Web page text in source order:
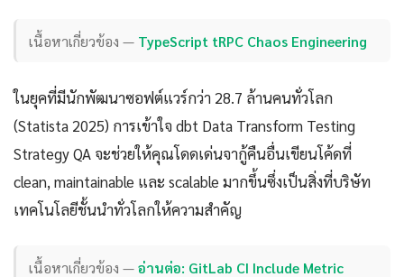
เนื้อหาเกี่ยวข้อง — TypeScript tRPC Chaos Engineering
ในยุคที่มีนักพัฒนาซอฟต์แวร์กว่า 28.7 ล้านคนทั่วโลก
(Statista 2025) การเข้าใจ dbt Data Transform Testing
Strategy QA จะช่วยให้คุณโดดเด่นจากู้คืนอื่นเขียนโค้ดที่
clean, maintainable และ scalable มากขึ้นซึ่งเป็นสิ่งที่บริษัท
เทคโนโลยีชั้นนำทั่วโลกให้ความสำคัญ
เนื้อหาเกี่ยวข้อง —อ่านต่อ: GitLab CI Include Metric